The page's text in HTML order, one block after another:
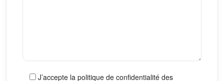
J’accepte la politique de confidentialité des